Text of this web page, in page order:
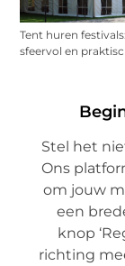
Tent huren
sfeervol en
Stel het
Ons
om jouw
een
knop
richting